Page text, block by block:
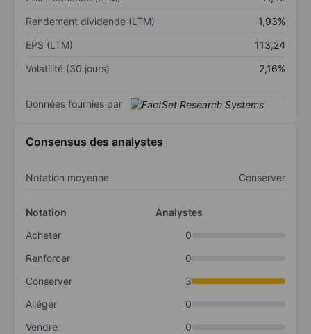
Rendement dividende (LTM)
1,93%
EPS (LTM)
113,24
Volatilité (30 jours)
2,16%
Données fournies par
Consensus des analystes
Notation moyenne Conserver
Notation
Analystes
Acheter
0
Renforcer
0
Conserver
3
Alléger
0
Vendre
0